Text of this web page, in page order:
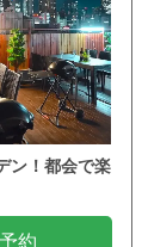
ン！都会で楽
約